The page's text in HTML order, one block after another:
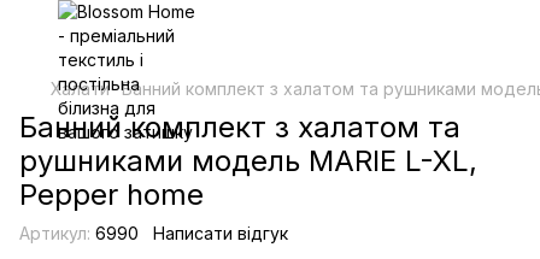
Халати Банний комплект з халатом та рушниками
Банний комплект з халатом та
рушниками модель MARIE L-XL,
Pepper home
Артикул: 6990 Написати відгук